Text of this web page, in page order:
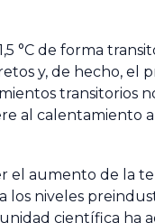
°C de forma
y, de hecho, el
transitorios
al calentamiento
el aumento de la
niveles
científica ha